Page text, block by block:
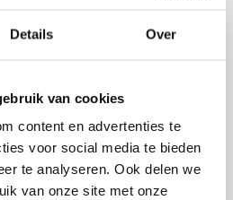
Details Over
van cookies
content en advertenties te
voor social media te bieden
te analyseren. Ook delen we
van onze site met onze
= vandaag verstuurd!
In het winkelmandje
in Emmen te bezichtigen